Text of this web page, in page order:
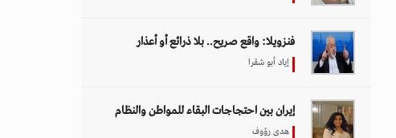
فنزويلا: واقع صريح.. بلا ذرائع أو أعذار
إياد أبو شقرا
إيران بين احتجاجات البقاء للمواطن والنظام
هدى رؤوف